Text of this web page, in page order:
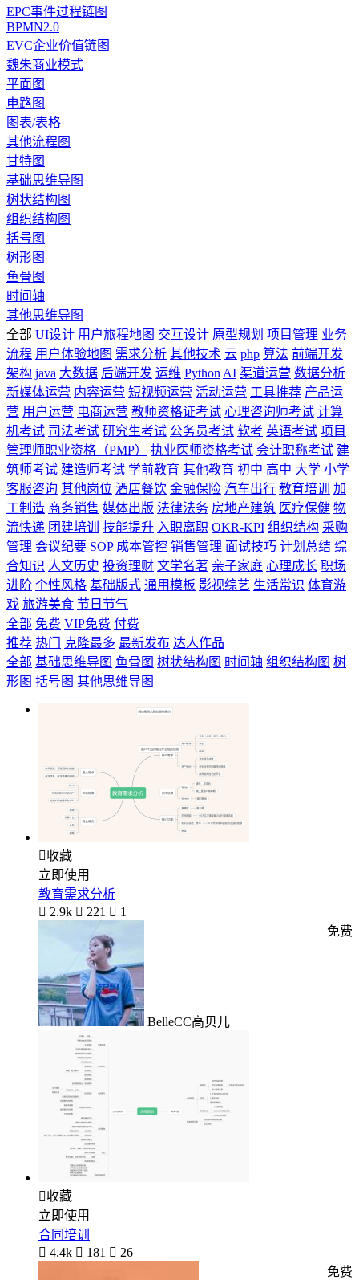
EPC事件过程链图
BPMN2.0
EVC企业价值链图
魏朱商业模式
平面图
电路图
图表/表格
其他流程图
甘特图
基础思维导图
树状结构图
组织结构图
括号图
树形图
鱼骨图
时间轴
其他思维导图
全部 UI设计 用户旅程地图 交互设计 原型规划 项目管理 业务
流程 用户体验地图 需求分析 其他技术 云 php 算法 前端开发
架构 java 大数据 后端开发 运维 Python AI 渠道运营 数据分析
新媒体运营 内容运营 短视频运营 活动运营 工具推荐 产品运
营 用户运营 电商运营 教师资格证考试 心理咨询师考试 计算
机考试 司法考试 研究生考试 公务员考试 软考 英语考试 项目
管理师职业资格（PMP）
执业医师资格考试 会计职称考试 建
筑师考试 建造师考试 学前教育 其他教育 初中 高中 大学 小学
客服咨询 其他岗位 酒店餐饮 金融保险 汽车出行 教育培训
加
工制造 商务销售 媒体出版 法律法务 房地产建筑 医疗保健 物
流快递 团建培训 技能提升 入职离职 OKR-KPI 组织结构 采购
管理 会议纪要 SOP 成本管控 销售管理 面试技巧 计划总结 综
合知识 人文历史 投资理财 文学名著 亲子家庭 心理成长 职场
进阶 个性风格 基础版式 通用模板 影视综艺 生活常识 体育游
戏 旅游美食 节日节气
全部 免费 VIP免费 付费
推荐 热门 克隆最多 最新发布 达人作品
全部 基础思维导图 鱼骨图 树状结构图 时间轴 组织结构图 树
形图 括号图 其他思维导图
收藏
立即使用
教育需求分析
 2.9k  221  1
BelleCC高贝儿
免费
收藏
立即使用
合同培训
 4.4k  181  26
免费